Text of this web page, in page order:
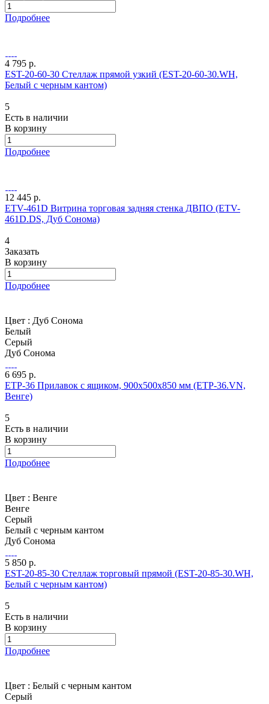
Подробнее
4 795 р.
EST-20-60-30 Стеллаж прямой узкий (EST-20-60-30.WH,
Белый с черным кантом)
5
Есть в наличии
В корзину
Подробнее
12 445 р.
ETV-461D Витрина торговая задняя стенка ДВПО (ETV-
461D.DS, Дуб Сонома)
4
Заказать
В корзину
Подробнее
Цвет : Дуб Сонома
Белый
Серый
Дуб Сонома
6 695 р.
ETP-36 Прилавок с ящиком, 900х500х850 мм (ETP-36.VN,
Венге)
5
Есть в наличии
В корзину
Подробнее
Цвет : Венге
Венге
Серый
Белый с черным кантом
Дуб Сонома
5 850 р.
EST-20-85-30 Стеллаж торговый прямой (EST-20-85-30.WH,
Белый с черным кантом)
5
Есть в наличии
В корзину
Подробнее
Цвет : Белый с черным кантом
Серый